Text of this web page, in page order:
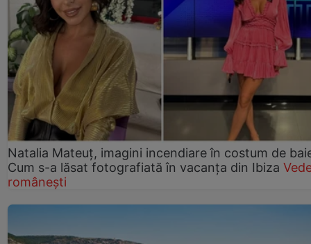
Natalia Mateuț, imagini incendiare în costum de
Cum s-a lăsat fotografiată în vacanța din Ibiza
românești